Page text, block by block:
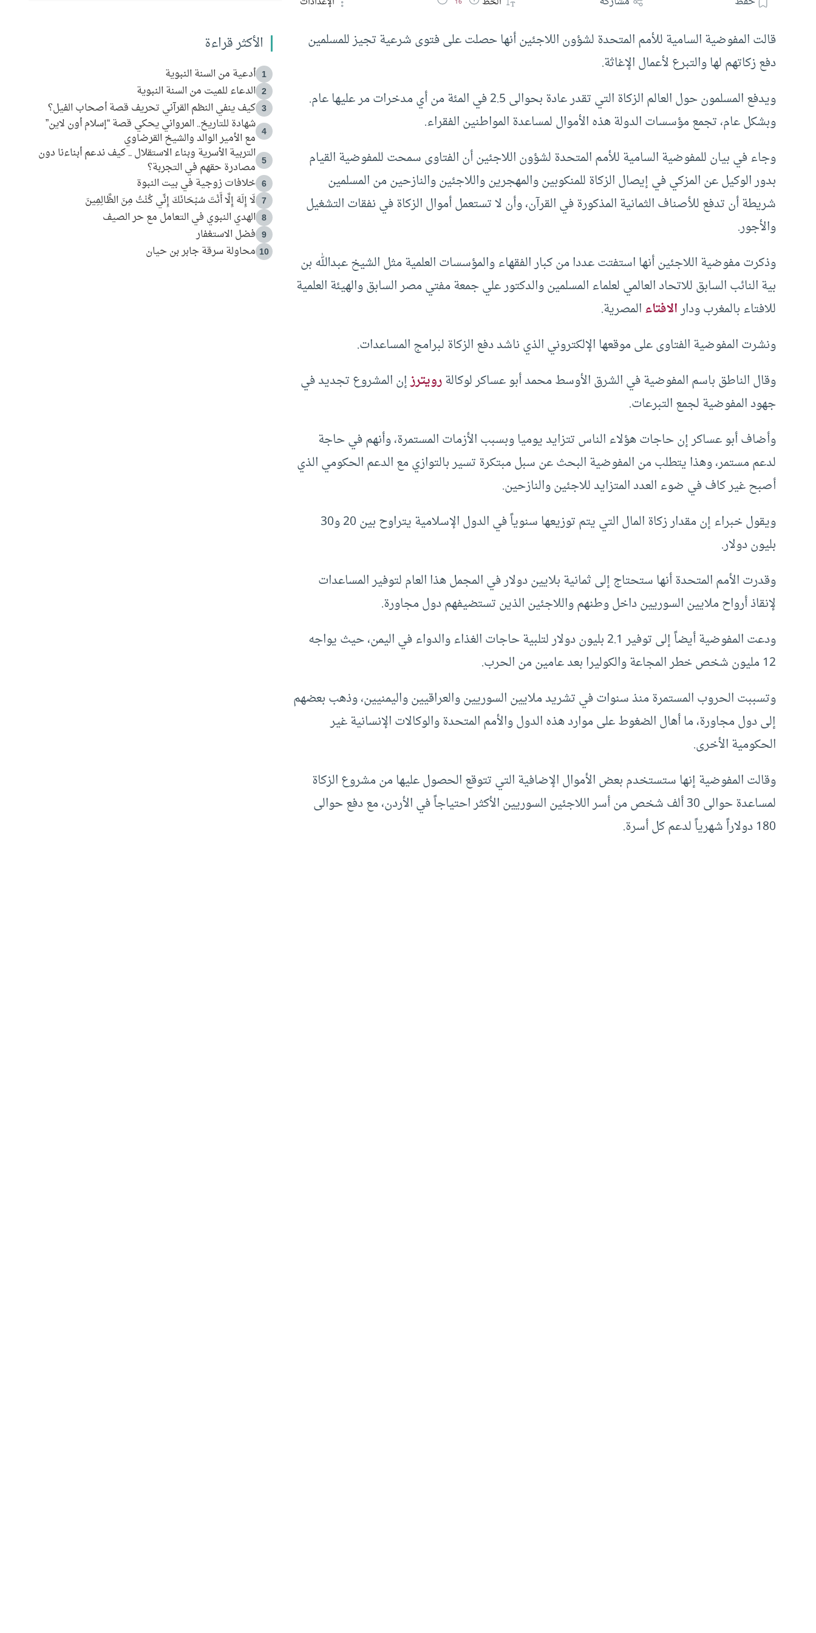
قالت المفوضية السامية للأمم المتحدة لشؤون اللاجئين أنها حصلت على فتوى شرعية تجيز للمسلمين
دفع زكاتهم لها والتبرع لأعمال الإغاثة.
ويدفع المسلمون حول العالم الزكاة التي تقدر عادة بحوالى 2.5 في المئة من أي مدخرات مر عليها عام.
وبشكل عام، تجمع مؤسسات الدولة هذه الأموال لمساعدة المواطنين الفقراء.
وجاء في بيان للمفوضية السامية للأمم المتحدة لشؤون اللاجئين أن الفتاوى سمحت للمفوضية القيام
بدور الوكيل عن المزكي في إيصال الزكاة للمنكوبين والمهجرين واللاجئين والنازحين من المسلمين
شريطة أن تدفع للأصناف الثمانية المذكورة في القرآن، وأن لا تستعمل أموال الزكاة في نفقات التشغيل
والأجور.
وذكرت مفوضية اللاجئين أنها استفتت عددا من كبار الفقهاء والمؤسسات العلمية مثل الشيخ عبدالله بن
بية النائب السابق للاتحاد العالمي لعلماء المسلمين والدكتور علي جمعة مفتي مصر السابق والهيئة العلمية
للافتاء بالمغرب ودارالافتاءالمصرية.
ونشرت المفوضية الفتاوى على موقعها الإلكتروني الذي ناشد دفع الزكاة لبرامج المساعدات.
وقال الناطق باسم المفوضية في الشرق الأوسط محمد أبو عساكر لوكالةرويترزإن المشروع تجديد في
جهود المفوضية لجمع التبرعات.
وأضاف أبو عساكر إن حاجات هؤلاء الناس تتزايد يوميا وبسبب الأزمات المستمرة، وأنهم في حاجة
لدعم مستمر، وهذا يتطلب من المفوضية البحث عن سبل مبتكرة تسير بالتوازي مع الدعم الحكومي الذي
أصبح غير كاف في ضوء العدد المتزايد للاجئين والنازحين.
ويقول خبراء إن مقدار زكاة المال التي يتم توزيعها سنوياً في الدول الإسلامية يتراوح بين 20 و30
بليون دولار.
وقدرت الأمم المتحدة أنها ستحتاج إلى ثمانية بلايين دولار في المجمل هذا العام لتوفير المساعدات
لإنقاذ أرواح ملايين السوريين داخل وطنهم واللاجئين الذين تستضيفهم دول مجاورة.
ودعت المفوضية أيضاً إلى توفير 2.1 بليون دولار لتلبية حاجات الغذاء والدواء في اليمن، حيث يواجه
12 مليون شخص خطر المجاعة والكوليرا بعد عامين من الحرب.
وتسببت الحروب المستمرة منذ سنوات في تشريد ملايين السوريين والعراقيين واليمنيين، وذهب بعضهم
إلى دول مجاورة، ما أهال الضغوط على موارد هذه الدول والأمم المتحدة والوكالات الإنسانية غير
الحكومية الأخرى.
وقالت المفوضية إنها ستستخدم بعض الأموال الإضافية التي تتوقع الحصول عليها من مشروع الزكاة
لمساعدة حوالى 30 ألف شخص من أسر اللاجئين السوريين الأكثر احتياجاً في الأردن، مع دفع حوالى
180 دولاراً شهرياً لدعم كل أسرة.
الأكثر قراءة
1 أدعية من السنة النبوية
2 الدعاء للميت من السنة النبوية
3 كيف ينفي النظم القرآني تحريف قصة أصحاب الفيل؟
4
شهادة للتاريخ.. المرواني يحكي قصة “إسلام أون لاين”
مع الأمير الوالد والشيخ القرضاوي
5
التربية الأسرية وبناء الاستقلال .. كيف ندعم أبناءنا دون
مصادرة حقهم في التجربة؟
6 خلافات زوجية في بيت النبوة
7 لَا إِلَهَ إِلَّا أَنْتَ سُبْحَانَكَ إِنِّي كُنْتُ مِنَ الظَّالِمِينَ
8 الهدي النبوي في التعامل مع حر الصيف
9 فضل الاستغفار
10 محاولة سرقة جابر بن حيان